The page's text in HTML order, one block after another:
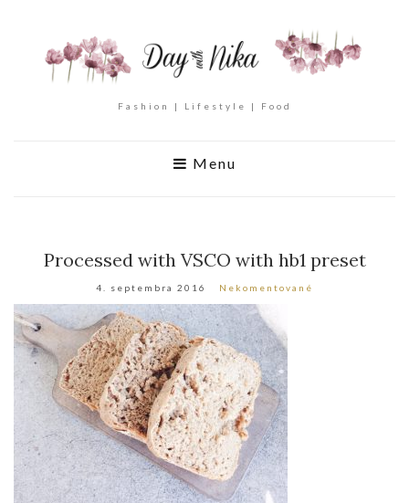
Fashion | Lifestyle | Food
Menu
Processed with VSCO with hb1 preset
4. septembra 2016 Nekomentované